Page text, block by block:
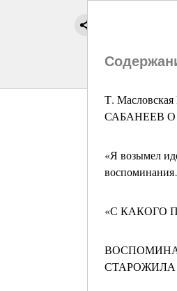
Т.
САБАНЕЕВ
«Я возымел
«С КАКОГО
СТАРОЖИЛА